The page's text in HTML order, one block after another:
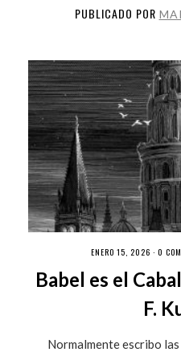
PUBLICADO POR
ENERO 15, 2026 · 0
Babel es el
F.
Normalmente escribo